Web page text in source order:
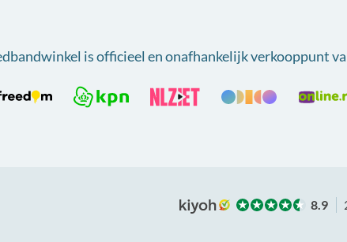
is officieel en onafhankelijk verkooppunt
8.9